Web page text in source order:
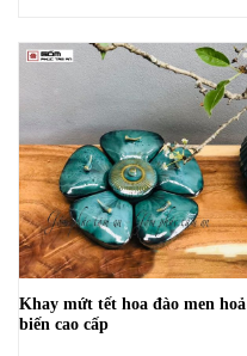
Khay mứt tết hoa đào men hoả
biến cao cấp